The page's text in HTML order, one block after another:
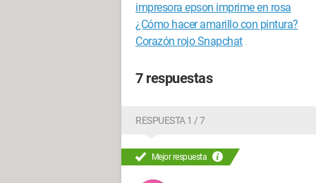
impresora epson imprime en rosa
¿Cómo hacer amarillo con pintura?
Corazón rojo Snapchat
7 respuestas
RESPUESTA 1 / 7
Mejor respuesta